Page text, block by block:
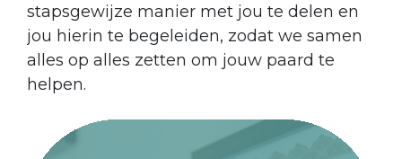
stapsgewijze manier met jou te delen en
jou hierin te begeleiden, zodat we samen
alles op alles zetten om jouw paard te
helpen.